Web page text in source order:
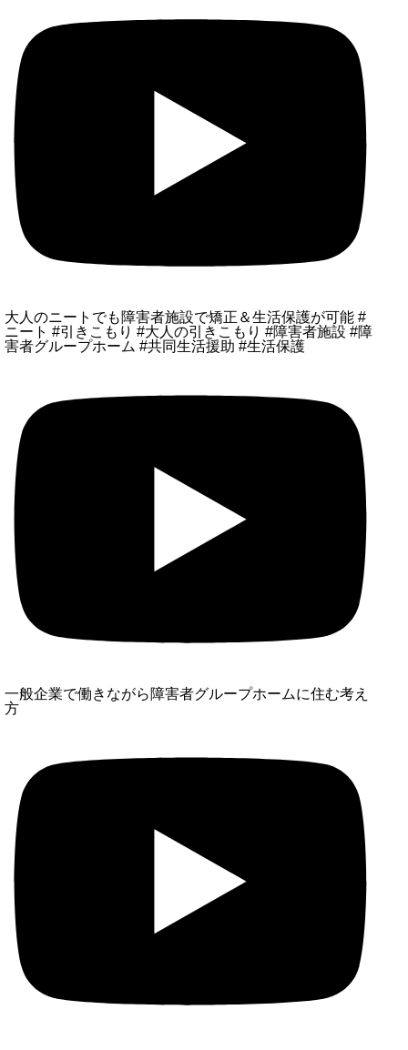
大人のニートでも障害者施設で矯正＆生活保護が可能 #
ニート #引きこもり #大人の引きこもり #障害者施設 #障
害者グループホーム #共同生活援助 #生活保護
一般企業で働きながら障害者グループホームに住む考え
方